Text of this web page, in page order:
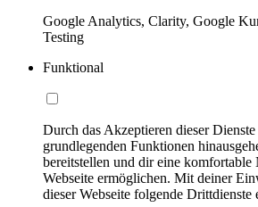
Google Analytics, Clarity, Google
Testing
Funktional
Durch das Akzeptieren dieser
grundlegenden Funktionen
bereitstellen und dir eine komfortable
Webseite ermöglichen. Mit deiner
dieser Webseite folgende Drittdienste